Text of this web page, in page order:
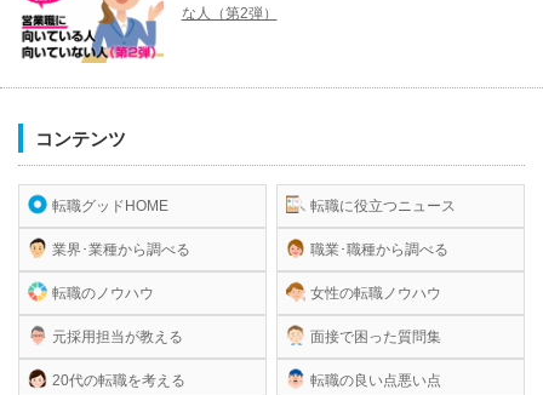
な人（第2弾）
コンテンツ
転職グッドHOME
業界･業種から調べる
転職のノウハウ
元採用担当が教える
20代の転職を考える
転職に役立つニュース
職業･職種から調べる
女性の転職ノウハウ
面接で困った質問集
転職の良い点悪い点